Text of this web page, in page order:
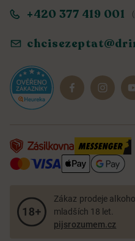
Reklamace a vrácení
Dárkové sady
+420 377 419 001
Zákaz prodeje
mladších 18 let.
pijsrozumem.cz